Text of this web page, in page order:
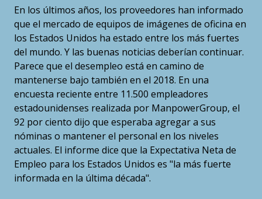
En los últimos años, los proveedores han informado
que el mercado de equipos de imágenes de oficina en
los Estados Unidos ha estado entre los más fuertes
del mundo. Y las buenas noticias deberían continuar.
Parece que el desempleo está en camino de
mantenerse bajo también en el 2018. En una
encuesta reciente entre 11.500 empleadores
estadounidenses realizada por ManpowerGroup, el
92 por ciento dijo que esperaba agregar a sus
nóminas o mantener el personal en los niveles
actuales. El informe dice que la Expectativa Neta de
Empleo para los Estados Unidos es "la más fuerte
informada en la última década".